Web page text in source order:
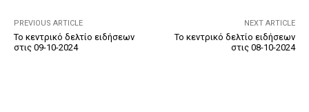
PREVIOUS ARTICLE
Το κεντρικό δελτίο ειδήσεων
στις 09-10-2024
NEXT ARTICLE
Το κεντρικό δελτίο ειδήσεων
στις 08-10-2024